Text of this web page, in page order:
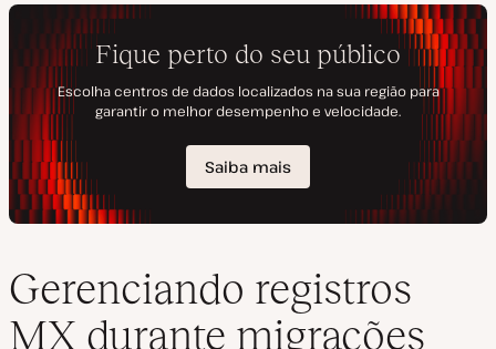
Gerenciando registros
MX durante migrações